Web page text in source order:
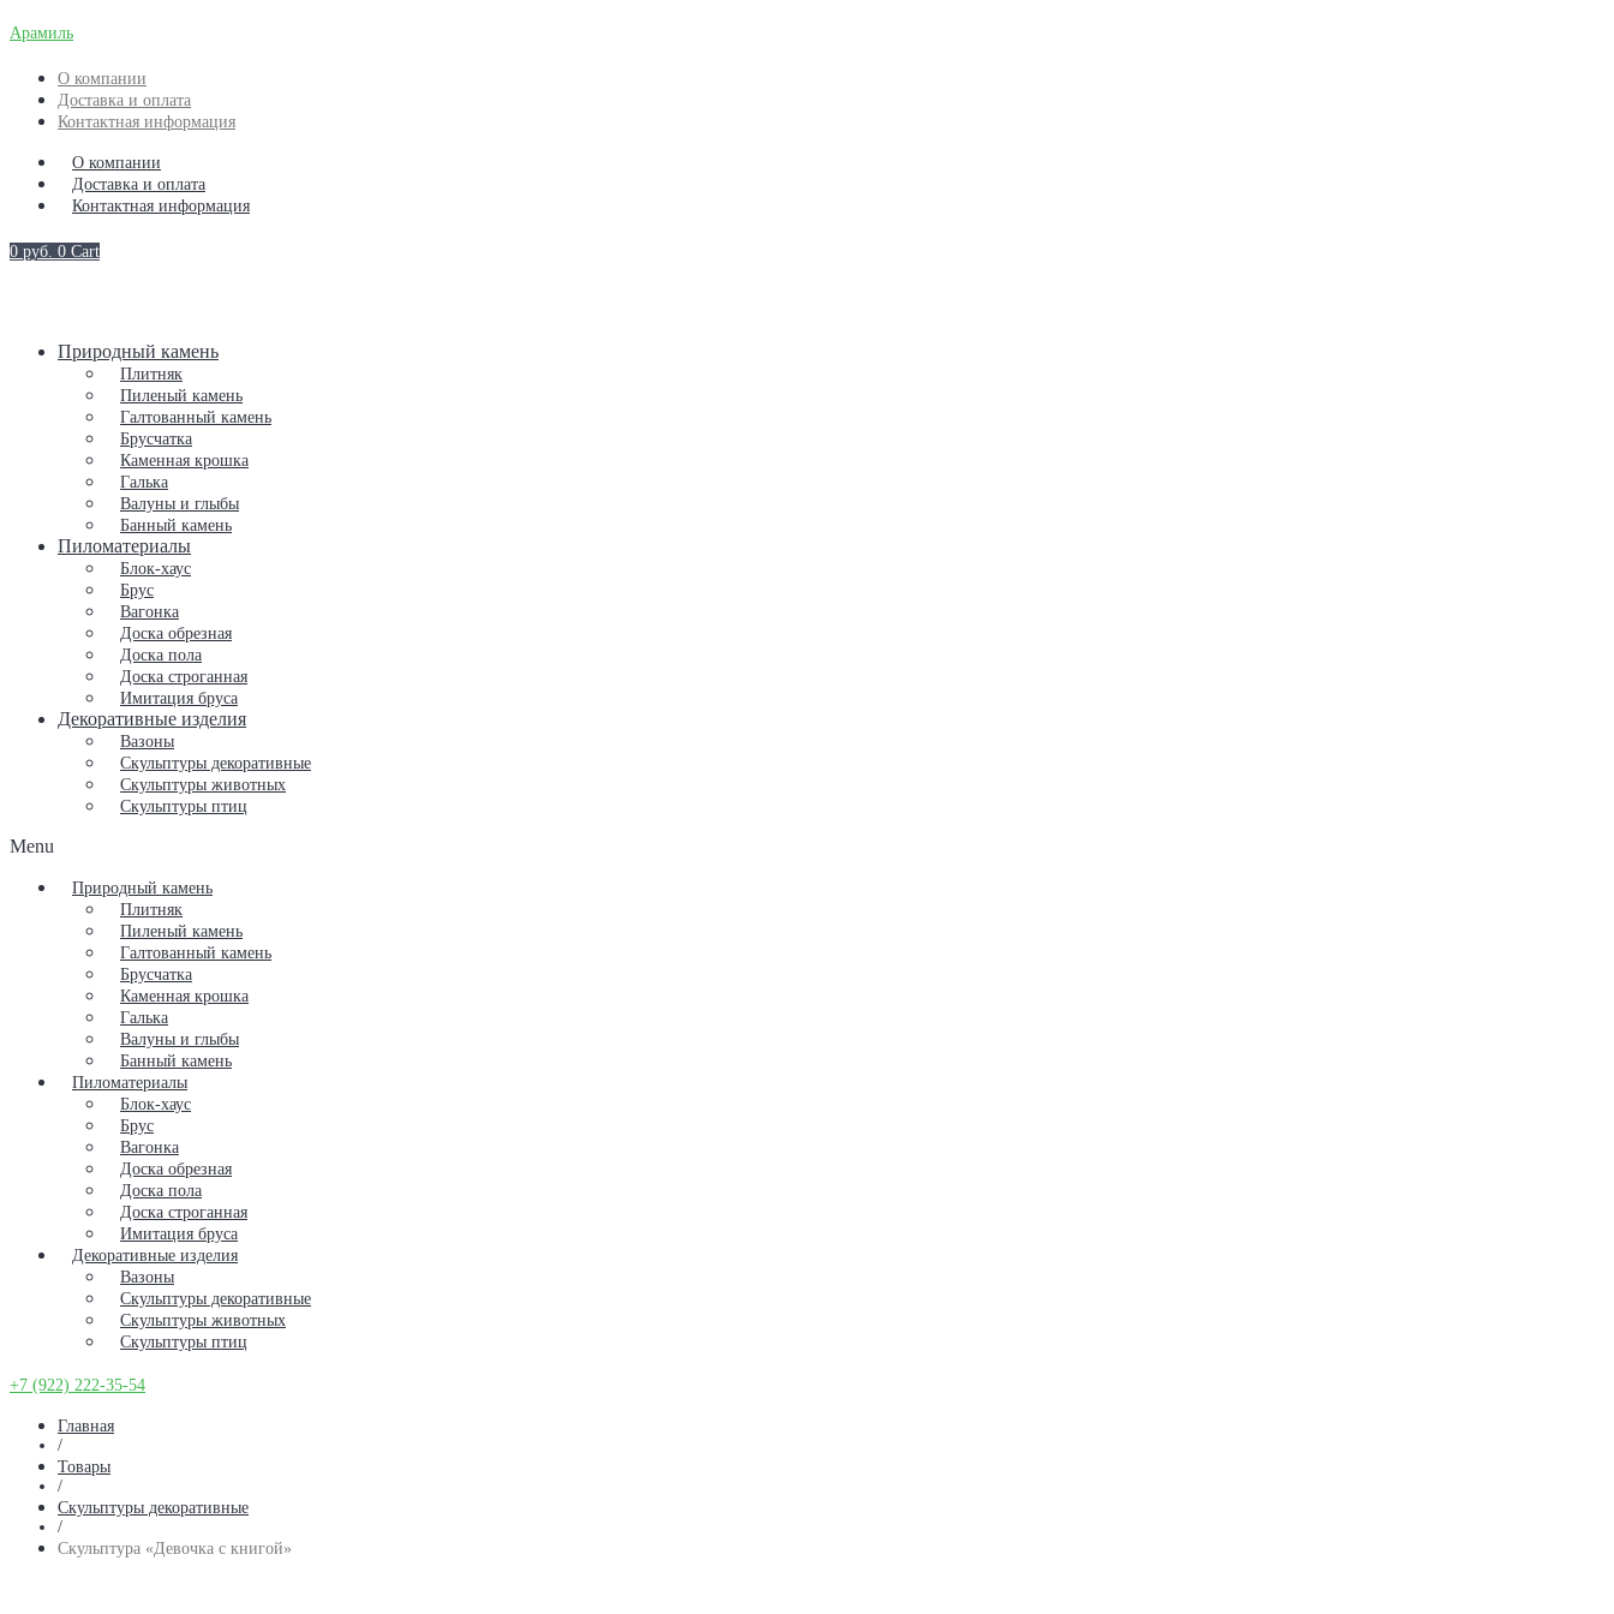
Арамиль
О компании
Доставка и оплата
Контактная информация
О компании
Доставка и оплата
Контактная информация
0 руб. 0 Cart
Природный камень
Плитняк
Пиленый камень
Галтованный камень
Брусчатка
Каменная крошка
Галька
Валуны и глыбы
Банный камень
Пиломатериалы
Блок-хаус
Брус
Вагонка
Доска обрезная
Доска пола
Доска строганная
Имитация бруса
Декоративные изделия
Вазоны
Скульптуры декоративные
Скульптуры животных
Скульптуры птиц
Menu
Природный камень
Плитняк
Пиленый камень
Галтованный камень
Брусчатка
Каменная крошка
Галька
Валуны и глыбы
Банный камень
Пиломатериалы
Блок-хаус
Брус
Вагонка
Доска обрезная
Доска пола
Доска строганная
Имитация бруса
Декоративные изделия
Вазоны
Скульптуры декоративные
Скульптуры животных
Скульптуры птиц
+7 (922) 222-35-54
Главная
/
Товары
/
Скульптуры декоративные
/
Скульптура «Девочка с книгой»